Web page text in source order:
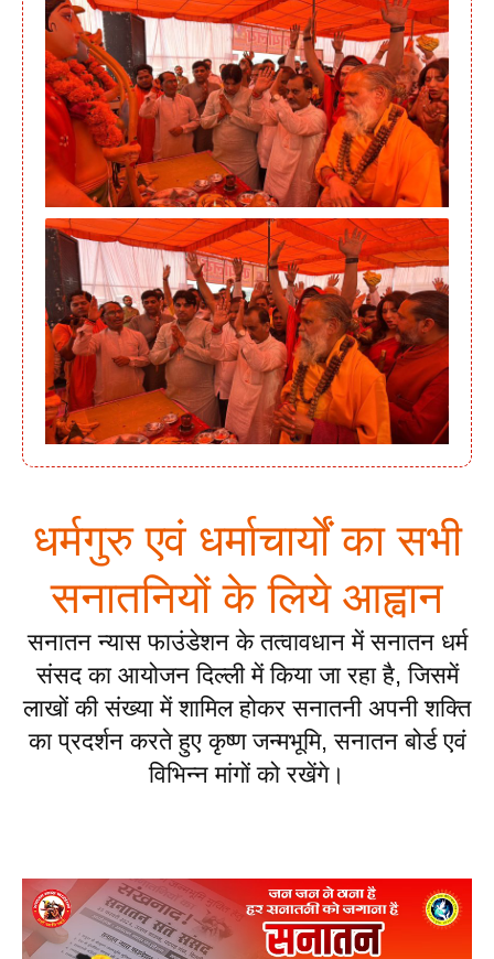
धर्मगुरु एवं धर्माचार्यों का सभी
सनातनियों के लिये आह्वान
सनातन न्यास फाउंडेशन के तत्वावधान में सनातन धर्म
संसद का आयोजन दिल्ली में किया जा रहा है, जिसमें
लाखों की संख्या में शामिल होकर सनातनी अपनी शक्ति
का प्रदर्शन करते हुए कृष्ण जन्मभूमि, सनातन बोर्ड एवं
विभिन्न मांगों को रखेंगे।